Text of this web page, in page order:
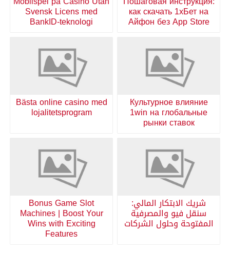
как скачать 1хБет на
Айфон без App Store
Svensk Licens med
BankID-teknologi
Культурное влияние
1win на глобальные
рынки ставок
Bästa online casino med
lojalitetsprogram
شريك الابتكار المالي:
سنقل فيو والمصرفية
المفتوحة وحلول الشركات
Bonus Game Slot
Machines | Boost Your
Wins with Exciting
Features